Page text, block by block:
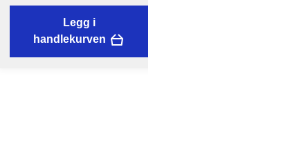
Legg i
handlekurven